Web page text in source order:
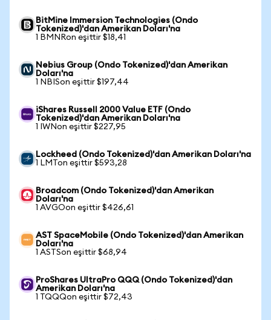
BitMine Immersion Technologies (Ondo
Tokenized)'dan Amerikan Doları'na
1 BMNRon eşittir $18,41
Nebius Group (Ondo Tokenized)'dan Amerikan
Doları'na
1 NBISon eşittir $197,44
iShares Russell 2000 Value ETF (Ondo
Tokenized)'dan Amerikan Doları'na
1 IWNon eşittir $227,95
Lockheed (Ondo Tokenized)'dan Amerikan Doları'na
1 LMTon eşittir $593,28
Broadcom (Ondo Tokenized)'dan Amerikan
Doları'na
1 AVGOon eşittir $426,61
AST SpaceMobile (Ondo Tokenized)'dan Amerikan
Doları'na
1 ASTSon eşittir $68,94
ProShares UltraPro QQQ (Ondo Tokenized)'dan
Amerikan Doları'na
1 TQQQon eşittir $72,43